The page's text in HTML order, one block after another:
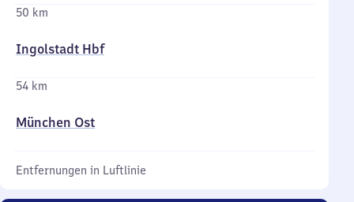
50 km
Ingolstadt Hbf
54 km
München Ost
Entfernungen in Luftlinie